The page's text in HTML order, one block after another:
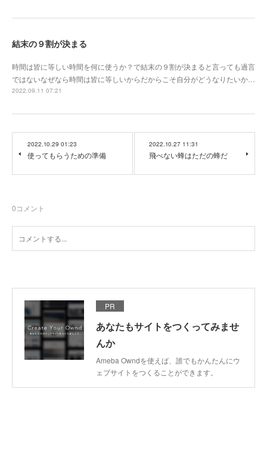
結末の９割が決まる
時間は皆に等しい時間を何に使うか？で結末の９割が決まると言っても過言
ではないなぜなら時間は皆に等しいからだからこそ自分がどうなりたいか…
2022.09.11 07:21
2022.10.29 01:23
使ってもらうための準備
2022.10.27 11:31
飛べない蜂はただの蜂だ
0コメント
PR
あなたもサイトをつくってみませ
んか
Ameba Owndを使えば、誰でもかんたんにウ
ェブサイトをつくることができます。